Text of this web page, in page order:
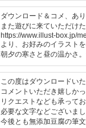
ダウンロード＆コメ、あ
また遊びに来ていただけ
https://www.illust-box.jp/
より、お好みのイラスト
朝夕の寒さと昼の温かさ
この度はダウンロードい
コメントいただき嬉しかっ
リクエストなども承って
必要な文字などございま
今後とも無添加豆腐の筆